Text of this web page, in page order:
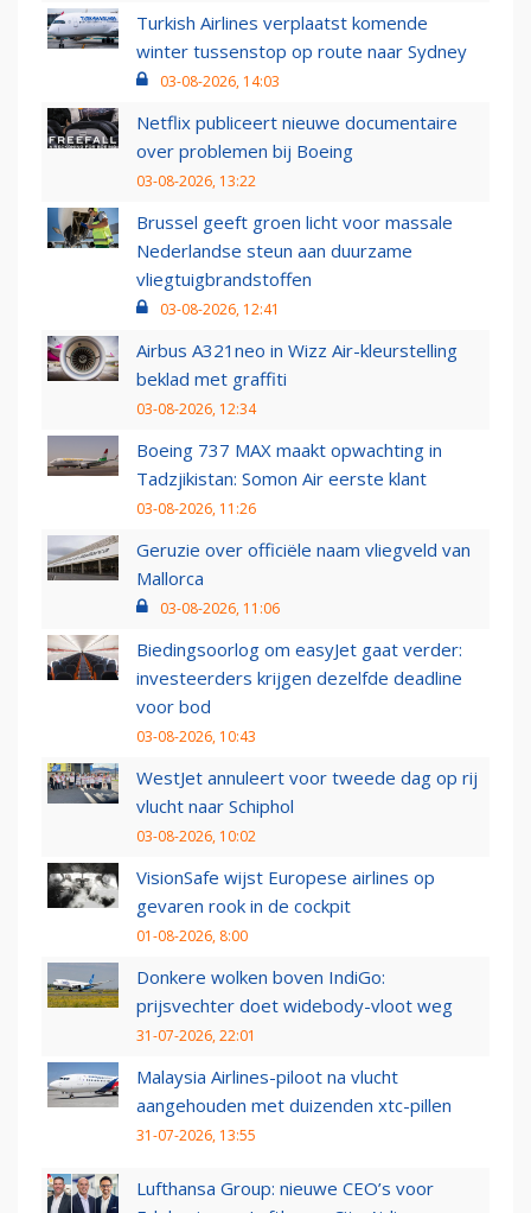
Turkish Airlines verplaatst komende
winter tussenstop op route naar Sydney
03-08-2026, 14:03
Netflix publiceert nieuwe documentaire
over problemen bij Boeing
03-08-2026, 13:22
Brussel geeft groen licht voor massale
Nederlandse steun aan duurzame
vliegtuigbrandstoffen
03-08-2026, 12:41
Airbus A321neo in Wizz Air-kleurstelling
beklad met graffiti
03-08-2026, 12:34
Boeing 737 MAX maakt opwachting in
Tadzjikistan: Somon Air eerste klant
03-08-2026, 11:26
Geruzie over officiële naam vliegveld van
Mallorca
03-08-2026, 11:06
Biedingsoorlog om easyJet gaat verder:
investeerders krijgen dezelfde deadline
voor bod
03-08-2026, 10:43
WestJet annuleert voor tweede dag op rij
vlucht naar Schiphol
03-08-2026, 10:02
VisionSafe wijst Europese airlines op
gevaren rook in de cockpit
01-08-2026, 8:00
Donkere wolken boven IndiGo:
prijsvechter doet widebody-vloot weg
31-07-2026, 22:01
Malaysia Airlines-piloot na vlucht
aangehouden met duizenden xtc-pillen
31-07-2026, 13:55
Lufthansa Group: nieuwe CEO’s voor